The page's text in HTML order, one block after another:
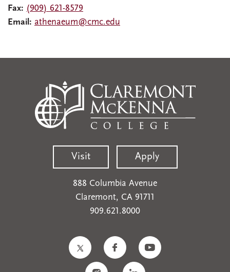
Fax: (909) 621-8579
Email: athenaeum@cmc.edu
Visit Apply
888 Columbia Avenue
Claremont, CA 91711
909.621.8000